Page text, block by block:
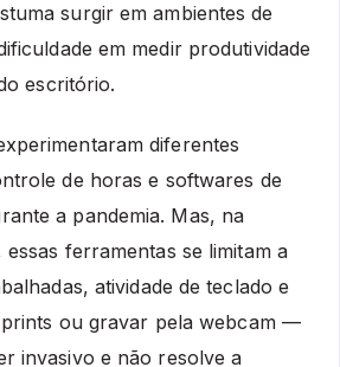
surgir em ambientes de
em medir produtividade
escritório.
diferentes
de horas e softwares de
a pandemia. Mas, na
essas ferramentas se limitam a
atividade de teclado e
ou gravar pela webcam —
invasivo e não resolve a